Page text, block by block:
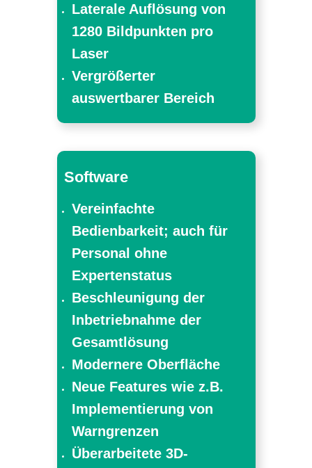
Laterale Auflösung von
1280 Bildpunkten pro
Laser
Vergrößerter
auswertbarer Bereich
Software
Vereinfachte
Bedienbarkeit; auch für
Personal ohne
Expertenstatus
Beschleunigung der
Inbetriebnahme der
Gesamtlösung
Modernere Oberfläche
Neue Features wie z.B.
Implementierung von
Warngrenzen
Überarbeitete 3D-